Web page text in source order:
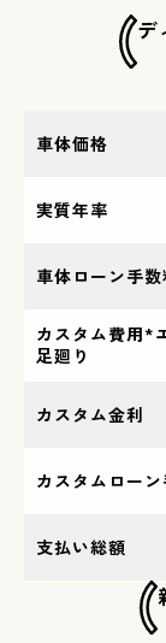
デ
車体価格
実質年率
車体ローン手数
カスタム費用*
足廻り
カスタム金利
カスタムロー
支払い総額